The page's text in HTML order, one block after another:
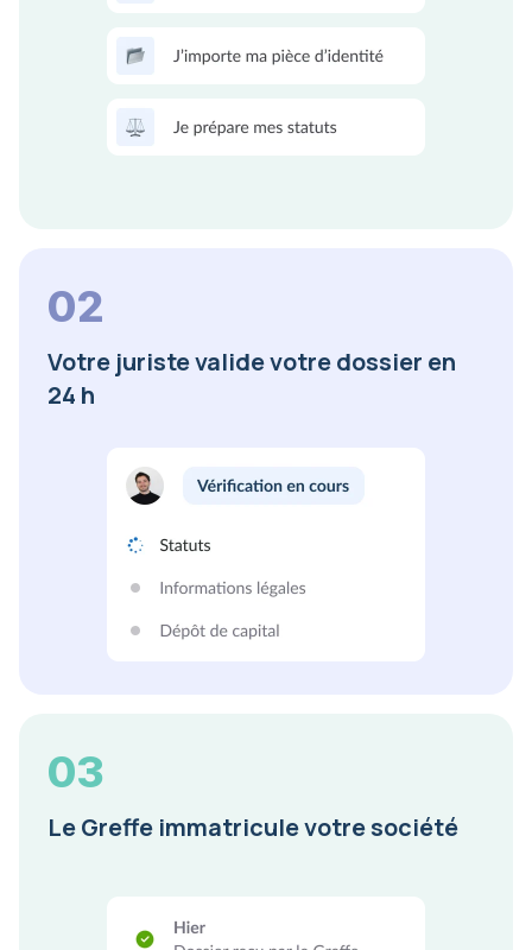
02
Votre juriste valide votre dossier en
24 h
03
Le Greffe immatricule votre société